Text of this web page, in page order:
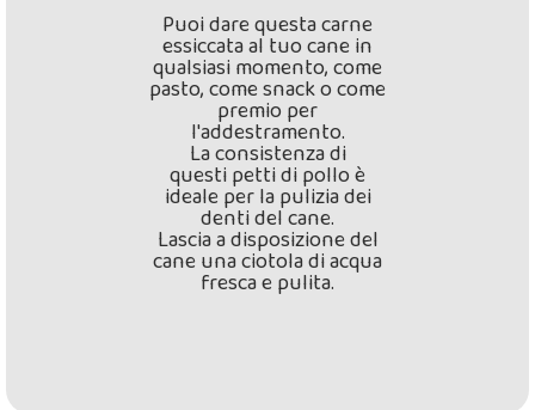
Puoi dare questa carne
essiccata al tuo cane in
qualsiasi momento, come
pasto, come snack o come
premio per
l'addestramento.
La consistenza di
questi petti di pollo è
ideale per la pulizia dei
denti del cane.
Lascia a disposizione del
cane una ciotola di acqua
fresca e pulita.